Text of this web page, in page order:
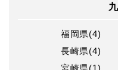
福岡県(4)
長崎県(4)
宮崎県(1)